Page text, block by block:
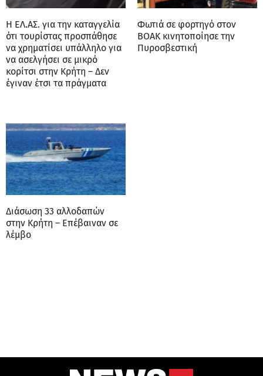
Η ΕΛ.ΑΣ. για την καταγγελία
ότι τουρίστας προσπάθησε
να χρηματίσει υπάλληλο για
να ασελγήσει σε μικρό
κορίτσι στην Κρήτη – Δεν
έγιναν έτσι τα πράγματα
Φωτιά σε φορτηγό στον
ΒΟΑΚ κινητοποίησε την
Πυροσβεστική
Διάσωση 33 αλλοδαπών
στην Κρήτη – Επέβαιναν σε
λέμβο